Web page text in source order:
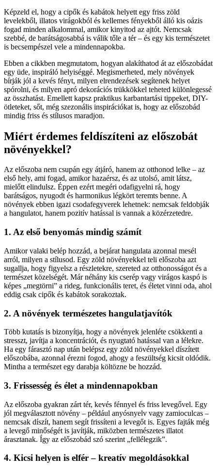
Képzeld el, hogy a cipők és kabátok helyett egy friss zöld
levelekből, illatos virágokból és kellemes fényekből álló kis oázis
fogad minden alkalommal, amikor kinyitod az ajtót. Nemcsak
szebbé, de barátságosabbá is válik tőle a tér – és egy kis természetet
is becsempészel vele a mindennapokba.
Ebben a cikkben megmutatom, hogyan alakíthatod át az előszobádat
egy üde, inspiráló helyiséggé. Megismerheted, mely növények
bírják jól a kevés fényt, milyen elrendezések segítenek helyet
spórolni, és milyen apró dekorációs trükkökkel teheted különlegessé
az összhatást. Emellett kapsz praktikus karbantartási tippeket, DIY-
ötleteket, sőt, még szezonális inspirációkat is, hogy az előszobád
mindig friss és stílusos maradjon.
Miért érdemes feldíszíteni az előszobát
növényekkel?
Az előszoba nem csupán egy átjáró, hanem az otthonod lelke – az
első hely, ami fogad, amikor hazaérsz, és az utolsó, amit látsz,
mielőtt elindulsz. Éppen ezért megéri odafigyelni rá, hogy
barátságos, nyugodt és harmonikus légkört teremts benne. A
növények ebben igazi csodafegyverek lehetnek: nemcsak feldobják
a hangulatot, hanem pozitív hatással is vannak a közérzetedre.
1. Az első benyomás mindig számít
Amikor valaki belép hozzád, a bejárat hangulata azonnal mesél
arról, milyen a stílusod. Egy zöld növényekkel teli előszoba azt
sugallja, hogy figyelsz a részletekre, szereted az otthonosságot és a
természet közelségét. Már néhány kis cserép vagy virágos kaspó is
képes „megtörni” a rideg, funkcionális teret, és életet vinni oda, ahol
eddig csak cipők és kabátok sorakoztak.
2. A növények természetes hangulatjavítók
Több kutatás is bizonyítja, hogy a növények jelenléte csökkenti a
stresszt, javítja a koncentrációt, és nyugtató hatással van a lélekre.
Ha egy fárasztó nap után belépsz egy zöld növényekkel díszített
előszobába, azonnal érezni fogod, ahogy a feszültség kicsit oldódik.
Mintha a természet egy darabja költözne be hozzád.
3. Frissesség és élet a mindennapokban
Az előszoba gyakran zárt tér, kevés fénnyel és friss levegővel. Egy
jól megválasztott növény – például anyósnyelv vagy zamioculcas –
nemcsak díszít, hanem segít frissíteni a levegőt is. Egyes fajták még
a levegő minőségét is javítják, miközben természetes illatot
árasztanak. Így az előszobád szó szerint „fellélegzik”.
4. Kicsi helyen is elfér – kreatív megoldásokkal